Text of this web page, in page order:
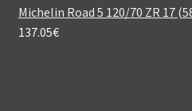
Michelin Road 5 120/70 ZR 17
137.05€